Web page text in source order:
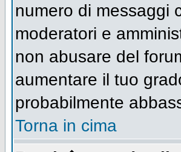
numero di messaggi
moderatori e
non abusare del
aumentare il tuo
probabilmente
Torna in cima